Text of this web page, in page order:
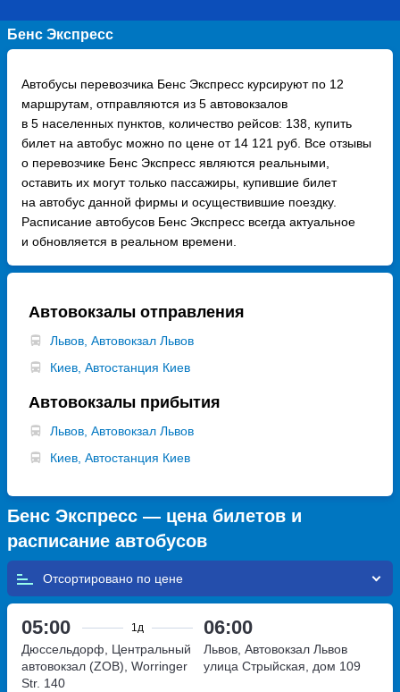
Бенс Экспресс
Автобусы перевозчика Бенс Экспресс курсируют по 12
маршрутам, отправляются из 5 автовокзалов
в 5 населенных пунктов, количество рейсов: 138, купить
билет на автобус можно по цене от 14 121 руб. Все отзывы
о перевозчике Бенс Экспресс являются реальными,
оставить их могут только пассажиры, купившие билет
на автобус данной фирмы и осуществившие поездку.
Расписание автобусов Бенс Экспресс всегда актуальное
и обновляется в реальном времени.
Автовокзалы отправления
Львов, Автовокзал Львов
Киев, Автостанция Киев
Автовокзалы прибытия
Львов, Автовокзал Львов
Киев, Автостанция Киев
Бенс Экспресс — цена билетов и
расписание автобусов
Отсортировано по
05:00 1д 06:00
Дюссельдорф, Центральный
автовокзал (ZOB), Worringer
Str. 140
Львов, Автовокзал Львов
улица Стрыйская, дом 109